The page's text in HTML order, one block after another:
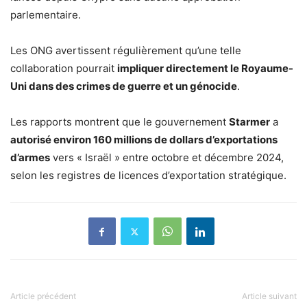
parlementaire.
Les ONG avertissent régulièrement qu’une telle
collaboration pourrait impliquer directement le Royaume-
Uni dans des crimes de guerre et un génocide.
Les rapports montrent que le gouvernement Starmer a
autorisé environ 160 millions de dollars d’exportations
d’armes vers « Israël » entre octobre et décembre 2024,
selon les registres de licences d’exportation stratégique.
Article précédent Article suivant